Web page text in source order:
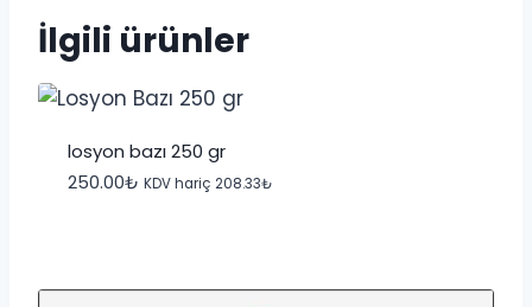
İlgili ürünler
losyon bazı 250 gr
250.00₺ KDV hariç 208.33₺